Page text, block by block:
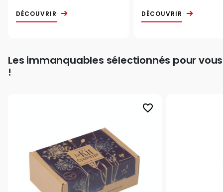
DÉCOUVRIR DÉCOUVRIR
Les immanquables sélectionnés pour vous
!
favorite_border